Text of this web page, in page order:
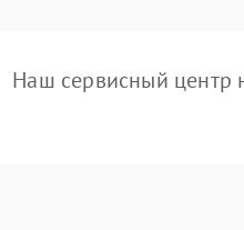
Наш сервисный центр